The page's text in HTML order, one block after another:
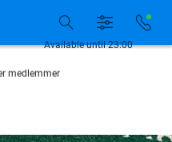
dage om ugen
medlemmer
Available until 23:00